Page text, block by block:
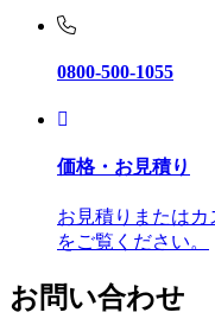
0800-500-1055
価格・お見積り
お見積りまたは
をご覧ください。
お問い合わせ